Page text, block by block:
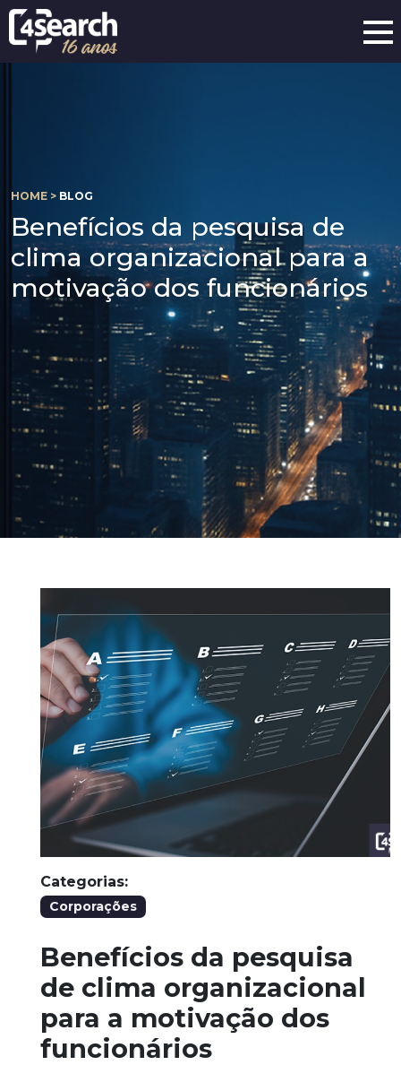
HOME > BLOG
Benefícios da pesquisa de
clima organizacional para a
motivação dos funcionários
Categorias:
Corporações
Benefícios da pesquisa
de clima organizacional
para a motivação dos
funcionários